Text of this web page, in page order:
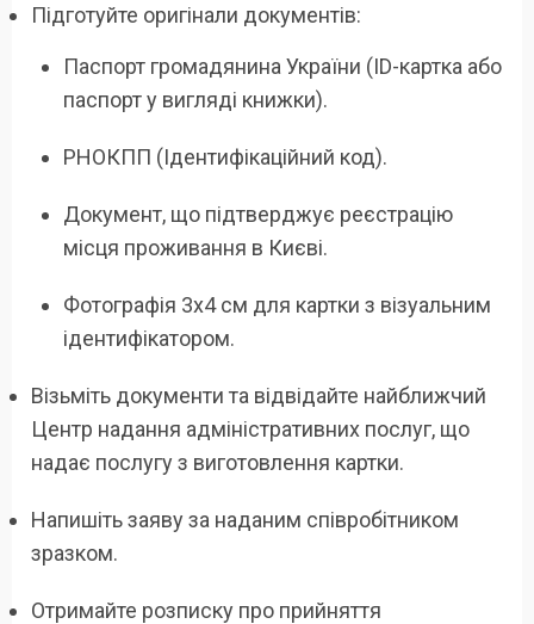
Підготуйте оригінали документів:
Паспорт громадянина України (ID-картка або
паспорт у вигляді книжки).
РНОКПП (Ідентифікаційний код).
Документ, що підтверджує реєстрацію
місця проживання в Києві.
Фотографія 3х4 см для картки з візуальним
ідентифікатором.
Візьміть документи та відвідайте найближчий
Центр надання адміністративних послуг, що
надає послугу з виготовлення картки.
Напишіть заяву за наданим співробітником
зразком.
Отримайте розписку про прийняття